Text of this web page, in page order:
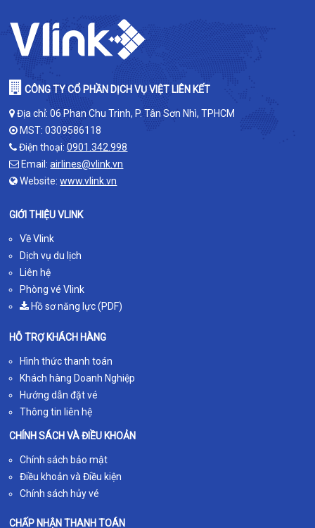
CÔNG TY CỔ PHẦN DỊCH VỤ VIỆT LIÊN KẾT
Địa chỉ: 06 Phan Chu Trinh, P. Tân Sơn Nhì, TPHCM
MST: 0309586118
Điện thoại:0901.342.998
Email:airlines@vlink.vn
Website:www.vlink.vn
GIỚI THIỆU VLINK
Về Vlink
Dịch vụ du lịch
Liên hệ
Phòng vé Vlink
Hồ sơ năng lực (PDF)
HỖ TRỢ KHÁCH HÀNG
Hình thức thanh toán
Khách hàng Doanh Nghiệp
Hướng dẫn đặt vé
Thông tin liên hệ
CHÍNH SÁCH VÀ ĐIỀU KHOẢN
Chính sách bảo mật
Điều khoản và Điều kiện
Chính sách hủy vé
CHẤP NHẬN THANH TOÁN